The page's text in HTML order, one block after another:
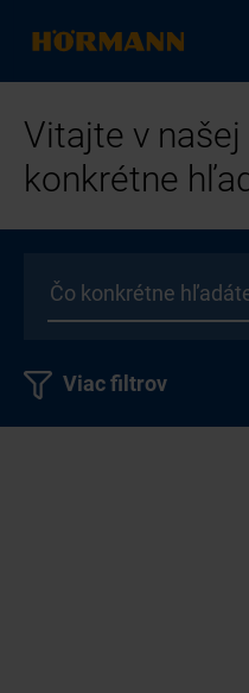
Vitajte v
konkrétne
Viac filtrov